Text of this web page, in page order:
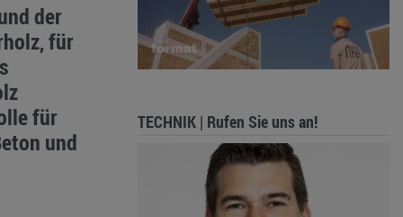
der
für
für
und
TECHNIK | Rufen Sie uns an!